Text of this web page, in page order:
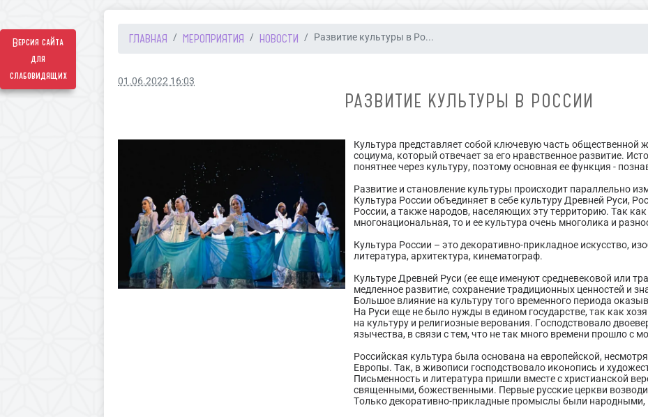
Версия сайта
для
слабовидящих
ГЛАВНАЯ МЕРОПРИЯТИЯ НОВОСТИ Развитие культуры в Ро...
01.06.2022 16:03
РАЗВИТИЕ КУЛЬТУРЫ В РОССИИ
Культура представляет собой ключевую часть общественной
социума, который отвечает за его нравственное развитие.
понятнее через культуру, поэтому основная ее функция -
Развитие и становление культуры происходит параллельно
Культура России объединяет в себе культуру Древней Руси,
России, а также народов, населяющих эту территорию. Так
многонациональная, то и ее культура очень многолика и
Культура России – это декоративно-прикладное искусство,
литература, архитектура, кинематограф.
Культуре Древней Руси (ее еще именуют средневековой или
медленное развитие, сохранение традиционных ценностей и
Большое влияние на культуру того временного периода
На Руси еще не было нужды в едином государстве, так как
на культуру и религиозные верования. Господствовало
язычества, в связи с тем, что не так много времени прошло с
Российская культура была основана на европейской,
Европы. Так, в живописи господствовало иконопись и
Письменность и литература пришли вместе с христианской
священными, божественными. Первые русские церкви
Только декоративно-прикладные промыслы были